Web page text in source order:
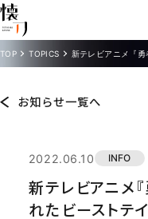
TOP TOPICS 新テレビアニメ『
お知らせ一覧へ
2022.06.10 INFO
新テレビアニメ
れたビーストテ